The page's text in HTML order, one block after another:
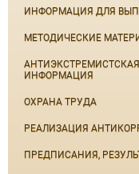
ИНФОРМАЦИЯ ДЛЯ
МЕТОДИЧЕСКИЕ
ИНФОРМАЦИЯ
ОХРАНА ТРУДА
РЕАЛИЗАЦИЯ
ПРЕДПИСАНИЯ,